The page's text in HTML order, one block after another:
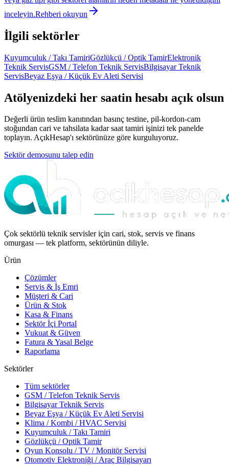
inceleyin.Rehberi okuyun
İlgili sektörler
Kuyumculuk / Takı TamiriGözlükçü / Optik TamirElektronik
Teknik ServisGSM / Telefon Teknik ServisBilgisayar Teknik
ServisBeyaz Eşya / Küçük Ev Aleti Servisi
Atölyenizdeki her saatin hesabı açık olsun
Değerli ürün teslim kanıtından basınç testine, pil-kordon-cam
stoğundan cari ve tahsilata kadar saat tamiri işinizi tek panelde
toplayın. AçıkHesap'ı sektörünüze göre kurguluyoruz.
Sektör demosunu talep edin
Çok sektörlü teknik servisler için cari, stok, servis ve finans
omurgası — tek platform, sektörünün diliyle.
Ürün
Çözümler
Servis & İş Emri
Müşteri & Cari
Ürün & Stok
Kasa & Finans
Sektör İçi Portal
Vukuat & Güven
Fatura & Yasal Belge
Raporlama
Sektörler
Tüm sektörler
GSM / Telefon Teknik Servis
Bilgisayar Teknik Servis
Beyaz Eşya / Küçük Ev Aleti Servisi
Klima / Kombi / HVAC Servisi
Kuyumculuk / Takı Tamiri
Gözlükçü / Optik Tamir
Oyun Konsolu / TV / Monitör Servisi
Otomotiv Elektroniği / Araç Bilgisayarı